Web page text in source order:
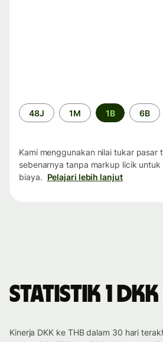
Periode
waktu
48J 1M 1B 6B
Kami menggunakan nilai tukar pasar
sebenarnya tanpa markup licik
biaya. Pelajari lebih lanjut
Statistik 1 DKK
Kinerja DKK ke THB dalam 30 hari